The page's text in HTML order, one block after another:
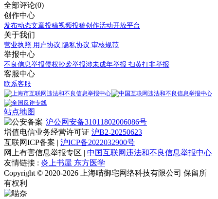
全部评论(0)
创作中心
发布动态文章投稿视频投稿创作活动开放平台
关于我们
营业执照 用户协议 隐私协议 审核规范
举报中心
不良信息举报侵权抄袭举报涉未成年举报 扫黄打非举报
客服中心
联系客服
站点地图
沪公网安备31011802006086号
增值电信业务经营许可证 沪B2-20250623
互联网ICP备案 | 沪ICP备2022032900号
网上有害信息举报专区 | 中国互联网违法和不良信息举报中心
友情链接 : 炎上书屋 东方医学
Copyright © 2020-2026 上海喵御宅网络科技有限公司 保留所
有权利